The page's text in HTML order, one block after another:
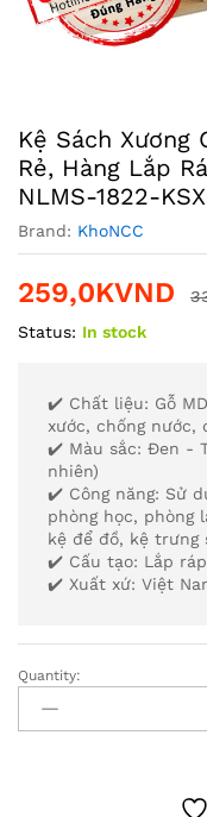
Kệ Sách Xương
Rẻ, Hàng Lắp
NLMS-1822-
Brand: KhoNCC
259,0KVND
Status: In stock
✔️ Chất liệu: Gỗ
xước, chống nước,
✔️ Màu sắc: Đen -
nhiên)
✔️ Công năng: Sử
phòng học, phòng
kệ để đồ, kệ
✔️ Cấu tạo: Lắp ráp
✔️ Xuất xứ: Việt
Kệ
Sách
Xương
Quantity: